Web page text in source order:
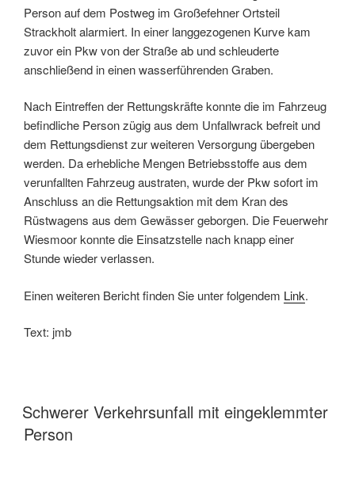
Person auf dem Postweg im Großefehner Ortsteil
Strackholt alarmiert. In einer langgezogenen Kurve kam
zuvor ein Pkw von der Straße ab und schleuderte
anschließend in einen wasserführenden Graben.
Nach Eintreffen der Rettungskräfte konnte die im Fahrzeug
befindliche Person zügig aus dem Unfallwrack befreit und
dem Rettungsdienst zur weiteren Versorgung übergeben
werden. Da erhebliche Mengen Betriebsstoffe aus dem
verunfallten Fahrzeug austraten, wurde der Pkw sofort im
Anschluss an die Rettungsaktion mit dem Kran des
Rüstwagens aus dem Gewässer geborgen. Die Feuerwehr
Wiesmoor konnte die Einsatzstelle nach knapp einer
Stunde wieder verlassen.
Einen weiteren Bericht finden Sie unter folgendem Link.
Text: jmb
Schwerer Verkehrsunfall mit eingeklemmter
Person